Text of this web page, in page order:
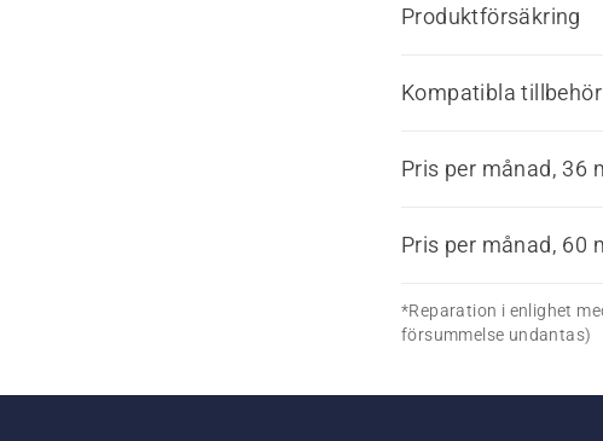
Produktförsäkring
Kompatibla
Pris per månad, 36
Pris per månad, 60
*Reparation i enlighet
försummelse undantas)